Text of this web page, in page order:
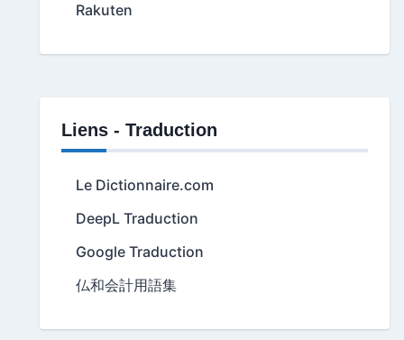
Rakuten
Liens - Traduction
Le Dictionnaire.com
DeepL Traduction
Google Traduction
仏和会計用語集